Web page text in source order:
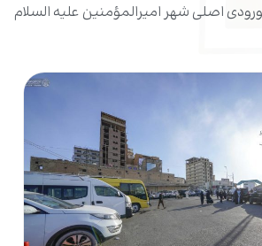
اصلی شهر امیرالمؤمنین علیه السلام